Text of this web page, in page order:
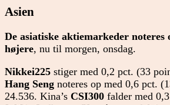
Asien
De asiatiske aktiemarkeder noteres
højere, nu til morgen, onsdag.
Nikkei225 stiger med 0,2 pct. (33
Hang Seng noteres op med 0,6 pct.
24.536. Kina’s CSI300 falder med